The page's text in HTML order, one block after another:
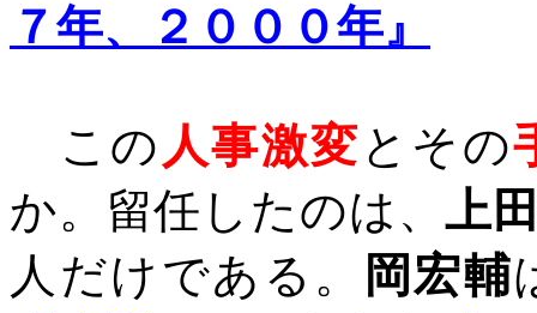
７年、２０００年』
この 人事激変とその
か。留任したのは、上
人だけである。
岡宏輔